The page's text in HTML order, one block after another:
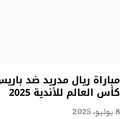
مباراة ريال مدريد ضد
كأس العالم للأندية 2025
8 يوليو، 2025